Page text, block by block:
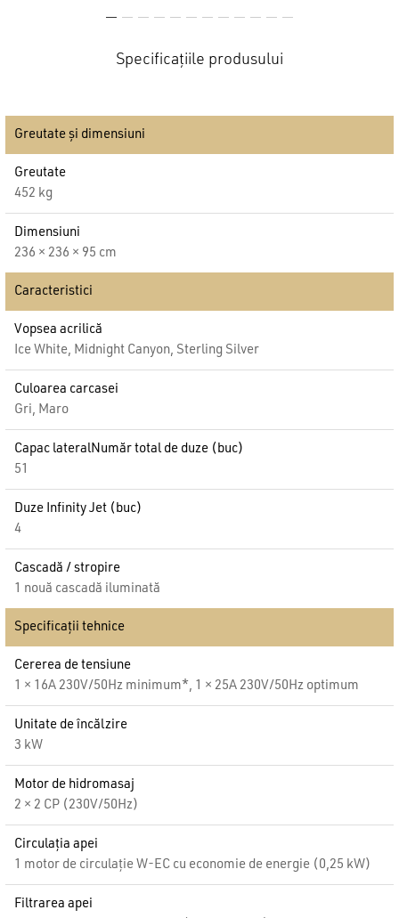
Specificațiile produsului
Greutate și dimensiuni
Greutate
452 kg
Dimensiuni
236 × 236 × 95 cm
Caracteristici
Vopsea acrilică
Ice White, Midnight Canyon, Sterling Silver
Culoarea carcasei
Gri, Maro
Capac lateralNumăr total de duze (buc)
51
Duze Infinity Jet (buc)
4
Cascadă / stropire
1 nouă cascadă iluminată
Specificații tehnice
Cererea de tensiune
1 × 16A 230V/50Hz minimum*, 1 × 25A 230V/50Hz optimum
Unitate de încălzire
3 kW
Motor de hidromasaj
2 × 2 CP (230V/50Hz)
Circulația apei
1 motor de circulație W-EC cu economie de energie (0,25 kW)
Filtrarea apei